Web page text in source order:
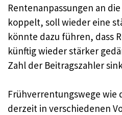
Rentenanpassungen an
koppelt, soll wieder eine
könnte dazu führen, dass
künftig wieder stärker
Zahl der Beitragszahler
Frühverrentungswege wie
derzeit in verschiedenen